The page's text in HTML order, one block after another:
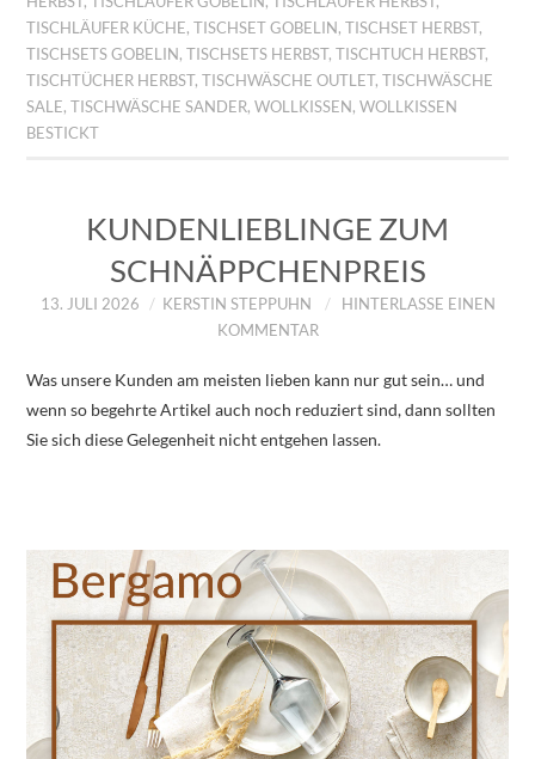
TISCHLÄUFER KÜCHE,TISCHSET GOBELIN ,TISCHSET HERBST,
TISCHSETS GOBELIN ,TISCHSETS HERBST,TISCHTUCH HERBST,
TISCHTÜCHER HERBST,TISCHWÄSCHE OUTLET,TISCHWÄSCHE
SALE,TISCHWÄSCHE SANDER,WOLLKISSEN ,WOLLKISSEN
BESTICKT
KUNDENLIEBLINGE ZUM
SCHNÄPPCHENPREIS
13. JULI 2026 KERSTIN STEPPUHN
HINTERLASSE EINEN
KOMMENTAR
Was unsere Kunden am meisten lieben kann nur gut sein… und
wenn so begehrte Artikel auch noch reduziert sind, dann sollten
Sie sich diese Gelegenheit nicht entgehen lassen.